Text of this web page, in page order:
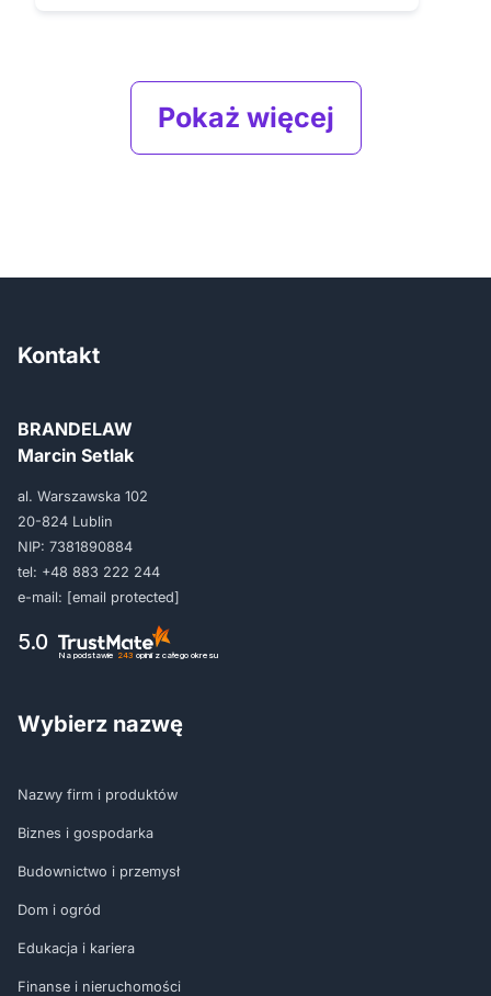
Pokaż więcej
Kontakt
BRANDELAW
Marcin Setlak
al. Warszawska 102
20-824 Lublin
NIP: 7381890884
tel: +48 883 222 244
e-mail: [email protected]
5.0
Na podstawie 243 opinii z całego okresu
Wybierz nazwę
Nazwy firm i produktów
Biznes i gospodarka
Budownictwo i przemysł
Dom i ogród
Edukacja i kariera
Finanse i nieruchomości